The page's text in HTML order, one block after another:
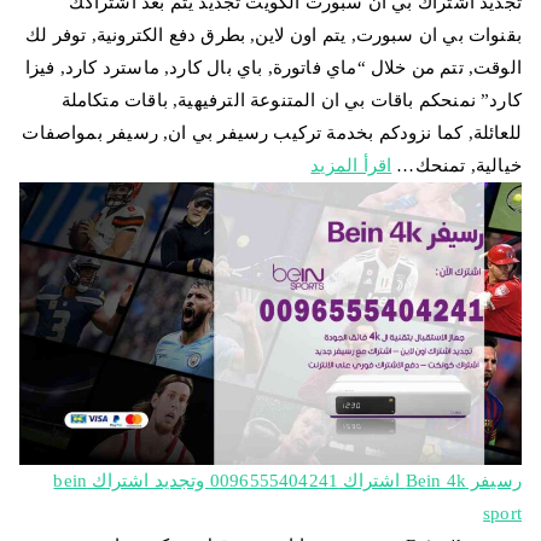
بقنوات بي ان سبورت, يتم اون لاين, بطرق دفع الكترونية, توفر لك
الوقت, تتم من خلال “ماي فاتورة, باي بال كارد, ماسترد كارد, فيزا
كارد” نمنحكم باقات بي ان المتنوعة الترفيهية, باقات متكاملة
للعائلة, كما نزودكم بخدمة تركيب رسيفر بي ان, رسيفر بمواصفات
خيالية, تمنحك…
اقرأ المزيد
رسيفر Bein 4k اشتراك 0096555404241 وتجديد اشتراك bein
sport